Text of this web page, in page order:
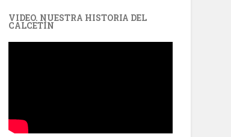
VIDEO. NUESTRA HISTORIA DEL
CALCETÍN